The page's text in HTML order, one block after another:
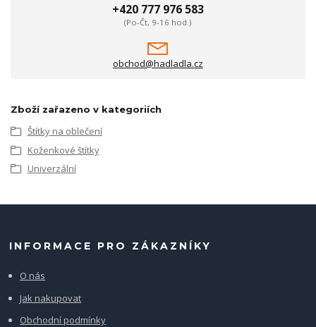
+420 777 976 583
(Po-Čt, 9-16 hod.)
obchod@hadladla.cz
Zboží zařazeno v kategoriích
Štítky na oblečení
Koženkové štítky
Univerzální
INFORMACE PRO ZÁKAZNÍKY
O nás
Jak nakupovat
Obchodní podmínky